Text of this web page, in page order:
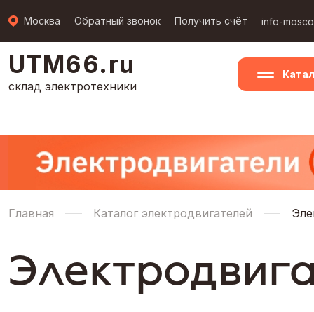
Москва Обратный звонок Получить счёт info-
UTM66.ru
склад электротехники
Главная Каталог электродвигателей